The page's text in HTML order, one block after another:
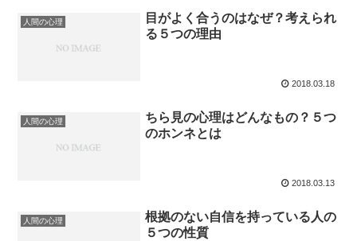
人間の心理
目がよく合うのはなぜ？考えられ
る５つの理由
2018.03.18
人間の心理
ちら見の心理はどんなもの？５つ
のホンネとは
2018.03.13
人間の心理
根拠のない自信を持っている人の
５つの性質